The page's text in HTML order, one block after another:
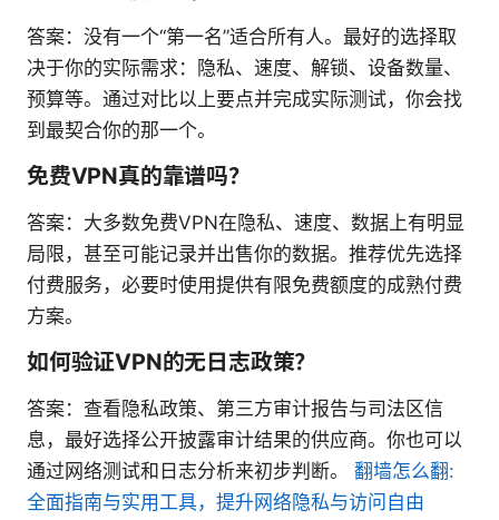
答案：没有一个“第一名”适合所有人。最好的选择取
决于你的实际需求：隐私、速度、解锁、设备数量、
预算等。通过对比以上要点并完成实际测试，你会找
到最契合你的那一个。
免费VPN真的靠谱吗？
答案：大多数免费VPN在隐私、速度、数据上有明显
局限，甚至可能记录并出售你的数据。推荐优先选择
付费服务，必要时使用提供有限免费额度的成熟付费
方案。
如何验证VPN的无日志政策？
答案：查看隐私政策、第三方审计报告与司法区信
息，最好选择公开披露审计结果的供应商。你也可以
通过网络测试和日志分析来初步判断。 翻墙怎么翻:
全面指南与实用工具，提升网络隐私与访问自由